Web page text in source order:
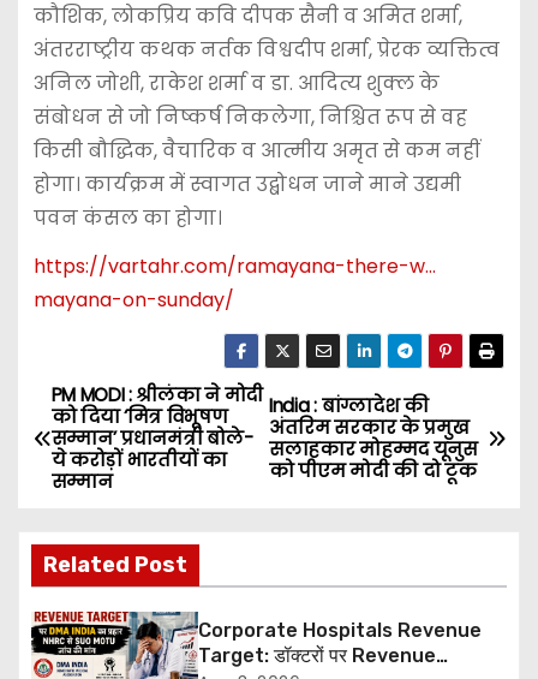
कौशिक, लोकप्रिय कवि दीपक सैनी व अमित शर्मा,
अंतरराष्ट्रीय कथक नर्तक विश्वदीप शर्मा, प्रेरक व्यक्तित्व
अनिल जोशी, राकेश शर्मा व डा. आदित्य शुक्ल के
संबोधन से जो निष्कर्ष निकलेगा, निश्चित रूप से वह
किसी बौद्धिक, वैचारिक व आत्मीय अमृत से कम नहीं
होगा। कार्यक्रम में स्वागत उद्बोधन जाने माने उद्यमी
पवन कंसल का होगा।
https://vartahr.com/ramayana-there-w…
mayana-on-sunday/
P
o
t
n
a
India : बांग्लादेश की
अंतरिम सरकार के प्रमुख
सलाहकार मोहम्मद यूनुस
को पीएम मोदी की दो टूक
PM MODI : श्रीलंका ने मोदी
को दिया ‘मित्र विभूषण
सम्मान’ प्रधानमंत्री बोले-
ये करोड़ों भारतीयों का
सम्मान
Related Post
Corporate Hospitals Revenue
Target: डॉक्टरों पर Revenue